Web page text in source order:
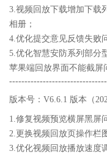
3.视频回放下载增加下载
相册；
4.优化提交意见反馈失败
5.优化智慧安防系列部分
苹果端回放界面不能截屏
版本号：V6.6.1 版本（
1.修复视频预览横屏黑屏
2.更换视频回放页操作栏
3.优化视频回放播放速度